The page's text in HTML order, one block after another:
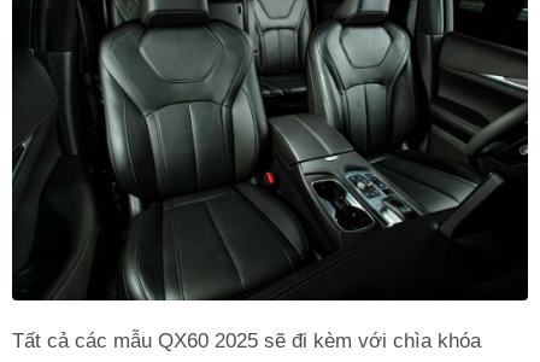
Tất cả các mẫu QX60 2025 sẽ đi kèm với chìa khóa